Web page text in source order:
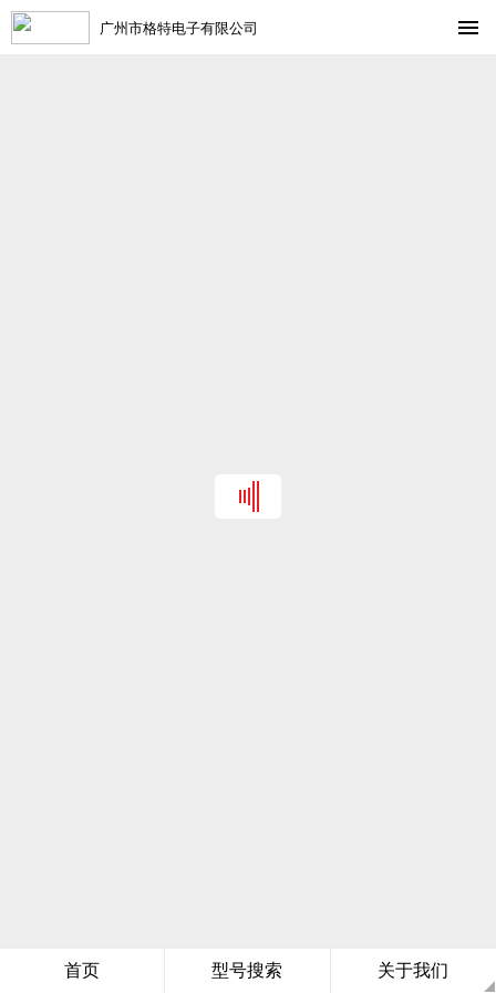
广州市格特电子有限公司
首页 型号搜索 关于我们